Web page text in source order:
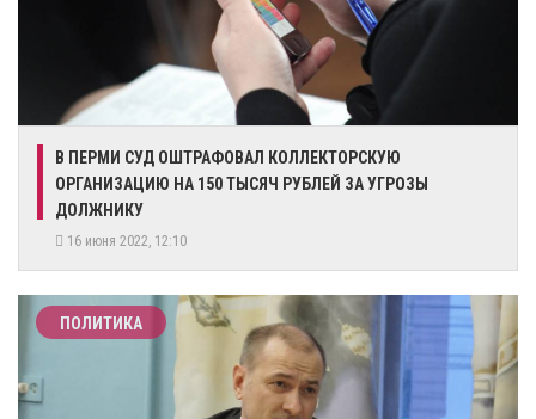
​В ПЕРМИ СУД ОШТРАФОВАЛ КОЛЛЕКТОРСКУЮ
ОРГАНИЗАЦИЮ НА 150 ТЫСЯЧ РУБЛЕЙ ЗА УГРОЗЫ
ДОЛЖНИКУ
16 июня 2022, 12:10
ПОЛИТИКА